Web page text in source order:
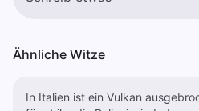
Ähnliche Witze
In Italien ist ein Vulkan ausgebrochen!